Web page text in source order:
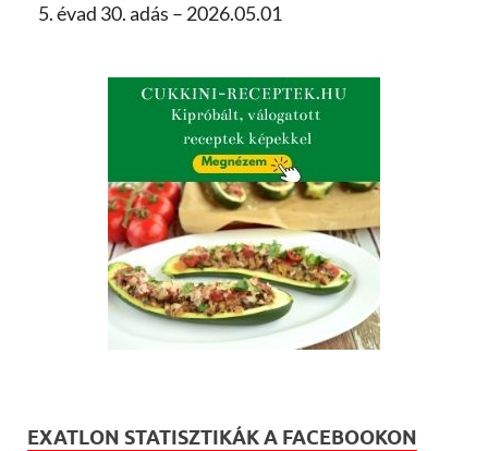
5. évad 30. adás – 2026.05.01
EXATLON STATISZTIKÁK A FACEBOOKON